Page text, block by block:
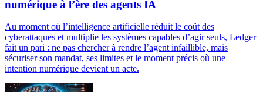
numérique à l’ère des agents IA
Au moment où l’intelligence artificielle réduit le coût des
cyberattaques et multiplie les systèmes capables d’agir seuls, Ledger
fait un pari : ne pas chercher à rendre l’agent infaillible, mais
sécuriser son mandat, ses limites et le moment précis où une
intention numérique devient un acte.